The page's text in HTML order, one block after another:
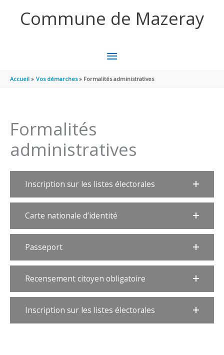
Commune de Mazeray
MENU
PRINCIPAL
Accueil Vos démarches Formalités administratives
Formalités
administratives
Inscription sur les listes électorales
Carte nationale d’identité
Passeport
Recensement citoyen obligatoire
Inscription sur les listes électorales